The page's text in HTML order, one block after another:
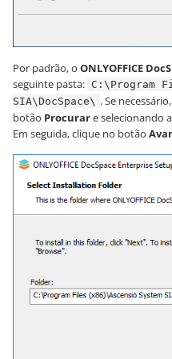
Por padrão, o ONLYOFFICE
seguinte pasta: C:\Program
SIA\DocSpace\ . Se
botão Procurare selecionando
Em seguida, clique no botão